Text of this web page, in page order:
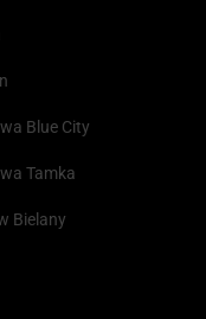
Blue City
Tamka
Bielany